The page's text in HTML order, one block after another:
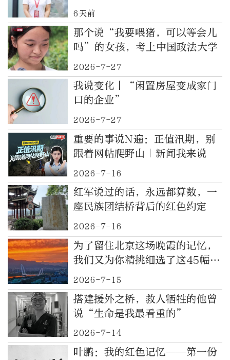
6天前
那个说“我要喂猪，可以等会儿
吗”的女孩，考上中国政法大学
2026-7-27
我说变化丨“闲置房屋变成家门
口的企业”
2026-7-27
重要的事说N遍：正值汛期，别
跟着网帖爬野山｜新闻我来说
2026-7-16
红军说过的话，永远都算数，一
座民族团结桥背后的红色约定
2026-7-16
为了留住北京这场晚霞的记忆，
我们又为你精挑细选了这45幅美
图！
2026-7-15
搭建援外之桥，救人牺牲的他曾
说“生命是我最看重的”
2026-7-14
叶鹏：我的红色记忆——第一份